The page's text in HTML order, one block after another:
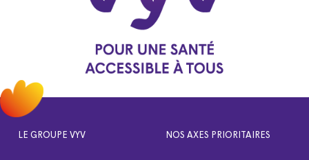
LE GROUPE VYV NOS AXES PRIORITAIRES